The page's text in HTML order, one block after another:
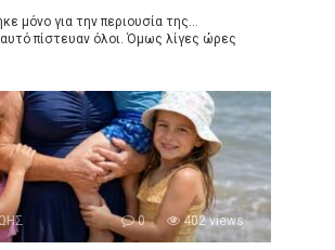
μόνο για την περιουσία της…
πίστευαν όλοι. Όμως λίγες ώρες
0 402 views